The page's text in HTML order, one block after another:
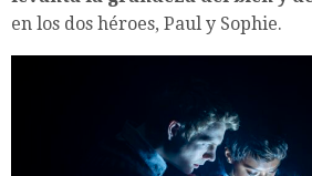
en los dos héroes, Paul y Sophie.